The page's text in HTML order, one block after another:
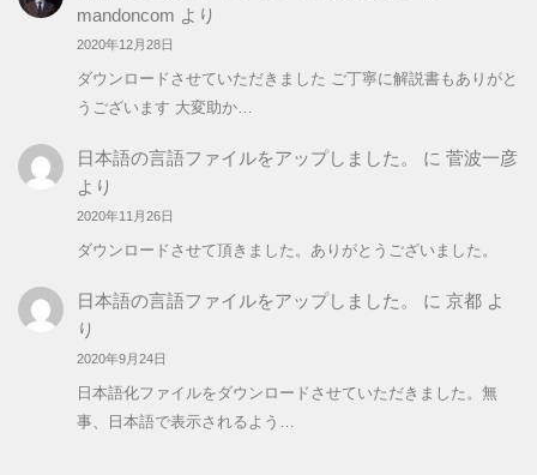
mandoncom より
2020年12月28日
ダウンロードさせていただきました ご丁寧に解説書もありがと
うございます 大変助か…
日本語の言語ファイルをアップしました。 に 菅波一彦
より
2020年11月26日
ダウンロードさせて頂きました。ありがとうございました。
日本語の言語ファイルをアップしました。 に 京都よ
り
2020年9月24日
日本語化ファイルをダウンロードさせていただきました。無
事、日本語で表示されるよう…